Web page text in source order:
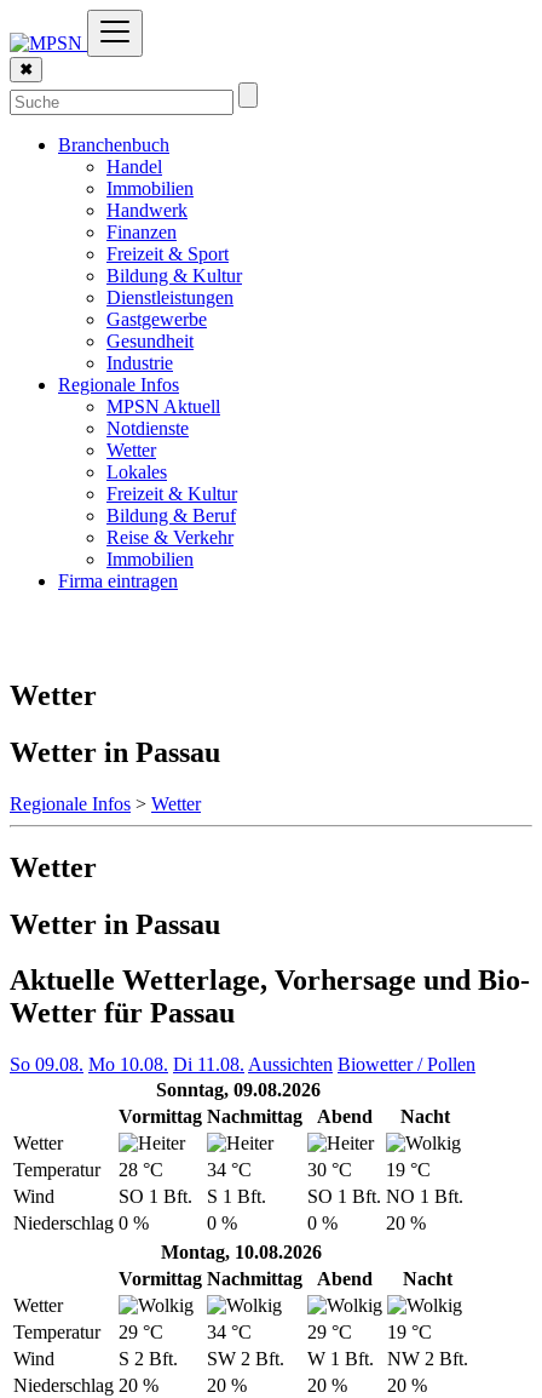
✖
Branchenbuch
Handel
Immobilien
Handwerk
Finanzen
Freizeit & Sport
Bildung & Kultur
Dienstleistungen
Gastgewerbe
Gesundheit
Industrie
Regionale Infos
MPSN Aktuell
Notdienste
Wetter
Lokales
Freizeit & Kultur
Bildung & Beruf
Reise & Verkehr
Immobilien
Firma eintragen
Wetter
Wetter in Passau
Regionale Infos > Wetter
Wetter
Wetter in Passau
Aktuelle Wetterlage, Vorhersage und Bio-
Wetter für Passau
So 09.08. Mo 10.08. Di 11.08. Aussichten Biowetter / Pollen
Sonntag, 09.08.2026
Vormittag Nachmittag Abend
Nacht
Wetter
Temperatur
28 °C 34 °C 30 °C
19 °C
Wind
SO 1 Bft. S 1 Bft. SO 1 Bft. NO 1 Bft.
Niederschlag 0 % 0 % 0 %
20 %
Montag, 10.08.2026
Vormittag Nachmittag Abend
Nacht
Wetter
Temperatur
29 °C 34 °C 29 °C
19 °C
Wind
S 2 Bft. SW 2 Bft. W 1 Bft.
NW 2 Bft.
Niederschlag 20 % 20 % 20 %
20 %